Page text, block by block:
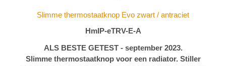
Slimme thermostaatknop Evo zwart / antraciet
HmIP-eTRV-E-A
ALS BESTE GETEST - september 2023.
Slimme thermostaatknop voor een radiator. Stiller